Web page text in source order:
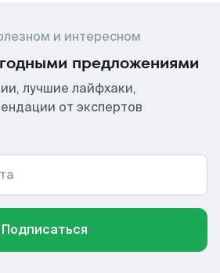
и интересном
предложениями
лучшие лайфхаки,
от экспертов
Подписаться